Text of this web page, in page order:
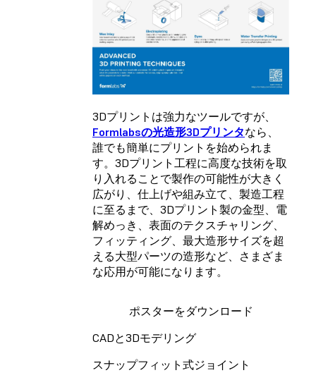
3Dプリントは強力なツールですが、
Formlabsの光造形3Dプリンタなら、
誰でも簡単にプリントを始められま
す。3Dプリント工程に高度な技術を取
り入れることで製作の可能性が大きく
広がり、仕上げや組み立て、製造工程
に至るまで、3Dプリント製の金型、電
解めっき、表面のテクスチャリング、
フィッティング、最大造形サイズを超
える大型パーツの造形など、さまざま
な応用が可能になります。
ポスターをダウンロード
CADと3Dモデリング
スナップフィット式ジョイント